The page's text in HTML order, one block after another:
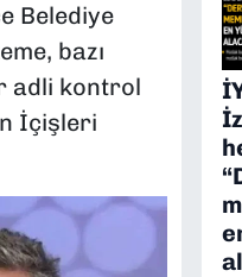
Belediye
bazı
adli kontrol
İçişleri